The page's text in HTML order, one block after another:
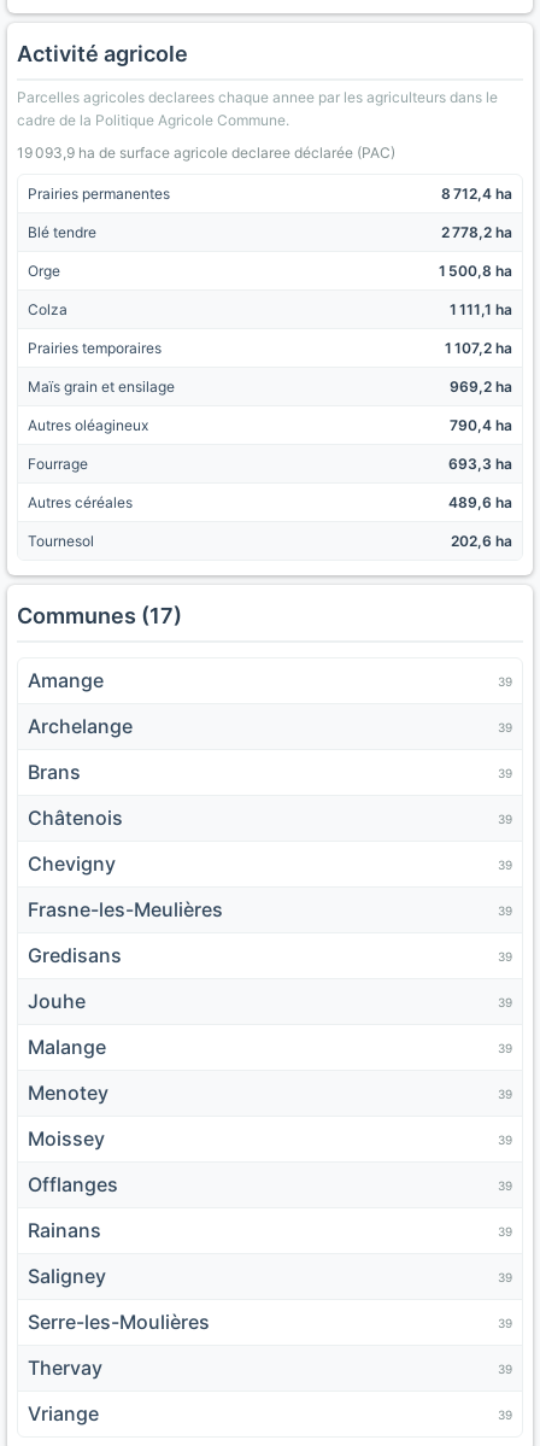
Activité agricole
Parcelles agricoles declarees chaque annee par les agriculteurs dans le
cadre de la Politique Agricole Commune.
19 093,9 ha de surface agricole declaree déclarée (PAC)
Prairies permanentes 8 712,4 ha
Blé tendre 2 778,2 ha
Orge 1 500,8 ha
Colza 1 111,1 ha
Prairies temporaires 1 107,2 ha
Maïs grain et ensilage 969,2 ha
Autres oléagineux 790,4 ha
Fourrage 693,3 ha
Autres céréales 489,6 ha
Tournesol 202,6 ha
Communes (17)
Amange 39
Archelange 39
Brans 39
Châtenois 39
Chevigny 39
Frasne-les-Meulières 39
Gredisans 39
Jouhe 39
Malange 39
Menotey 39
Moissey 39
Offlanges 39
Rainans 39
Saligney 39
Serre-les-Moulières 39
Thervay 39
Vriange 39